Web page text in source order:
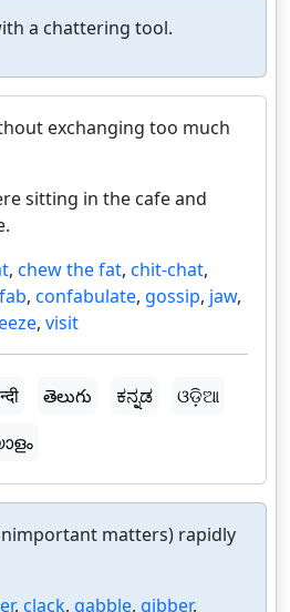
a chattering tool.
exchanging too much
sitting in the cafe and
, chew the fat, chit-chat,
, confabulate, gossip, jaw,
, visit
తెలుగు ಕನ್ನಡ
ଓଡ଼ିଆ
matters) rapidly
, clack, gabble, gibber,